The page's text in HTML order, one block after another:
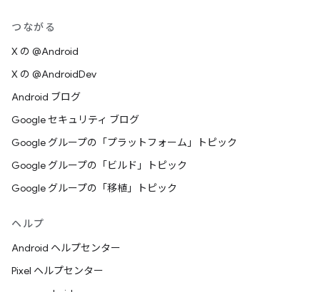
つながる
X の @Android
X の @AndroidDev
Android ブログ
Google セキュリティ ブログ
Google グループの「プラットフォーム」トピック
Google グループの「ビルド」トピック
Google グループの「移植」トピック
ヘルプ
Android ヘルプセンター
Pixel ヘルプセンター